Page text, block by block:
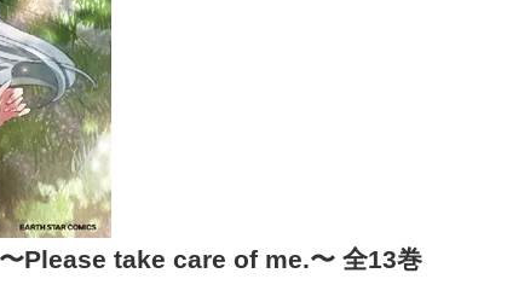
Please take care of me.〜 全13巻